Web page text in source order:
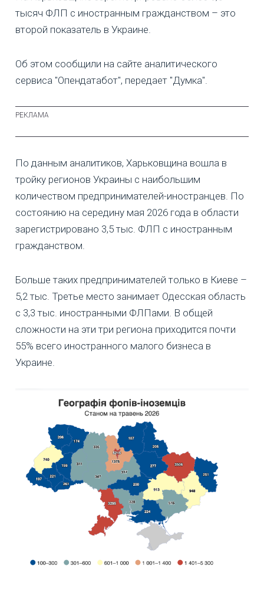
тысяч ФЛП с иностранным гражданством – это
второй показатель в Украине.
Об этом сообщили на сайте аналитического
сервиса "Опендатабот", передает "Думка".
По данным аналитиков, Харьковщина вошла в
тройку регионов Украины с наибольшим
количеством предпринимателей-иностранцев. По
состоянию на середину мая 2026 года в области
зарегистрировано 3,5 тыс. ФЛП с иностранным
гражданством.
Больше таких предпринимателей только в Киеве –
5,2 тыс. Третье место занимает Одесская область
с 3,3 тыс. иностранными ФЛПами. В общей
сложности на эти три региона приходится почти
55% всего иностранного малого бизнеса в
Украине.